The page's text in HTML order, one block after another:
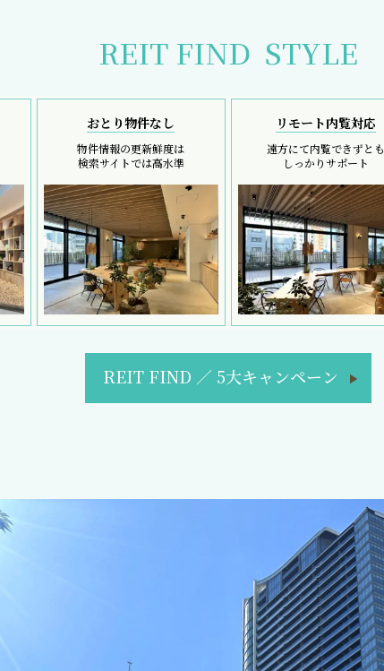
REIT FIND STYLE
おとり物件なし
物件情報の更新鮮度は
検索サイトでは高水準
リモート内覧対応
遠方にて内覧できずとも
しっかりサポート
REIT FIND ／ 5大キャンペーン